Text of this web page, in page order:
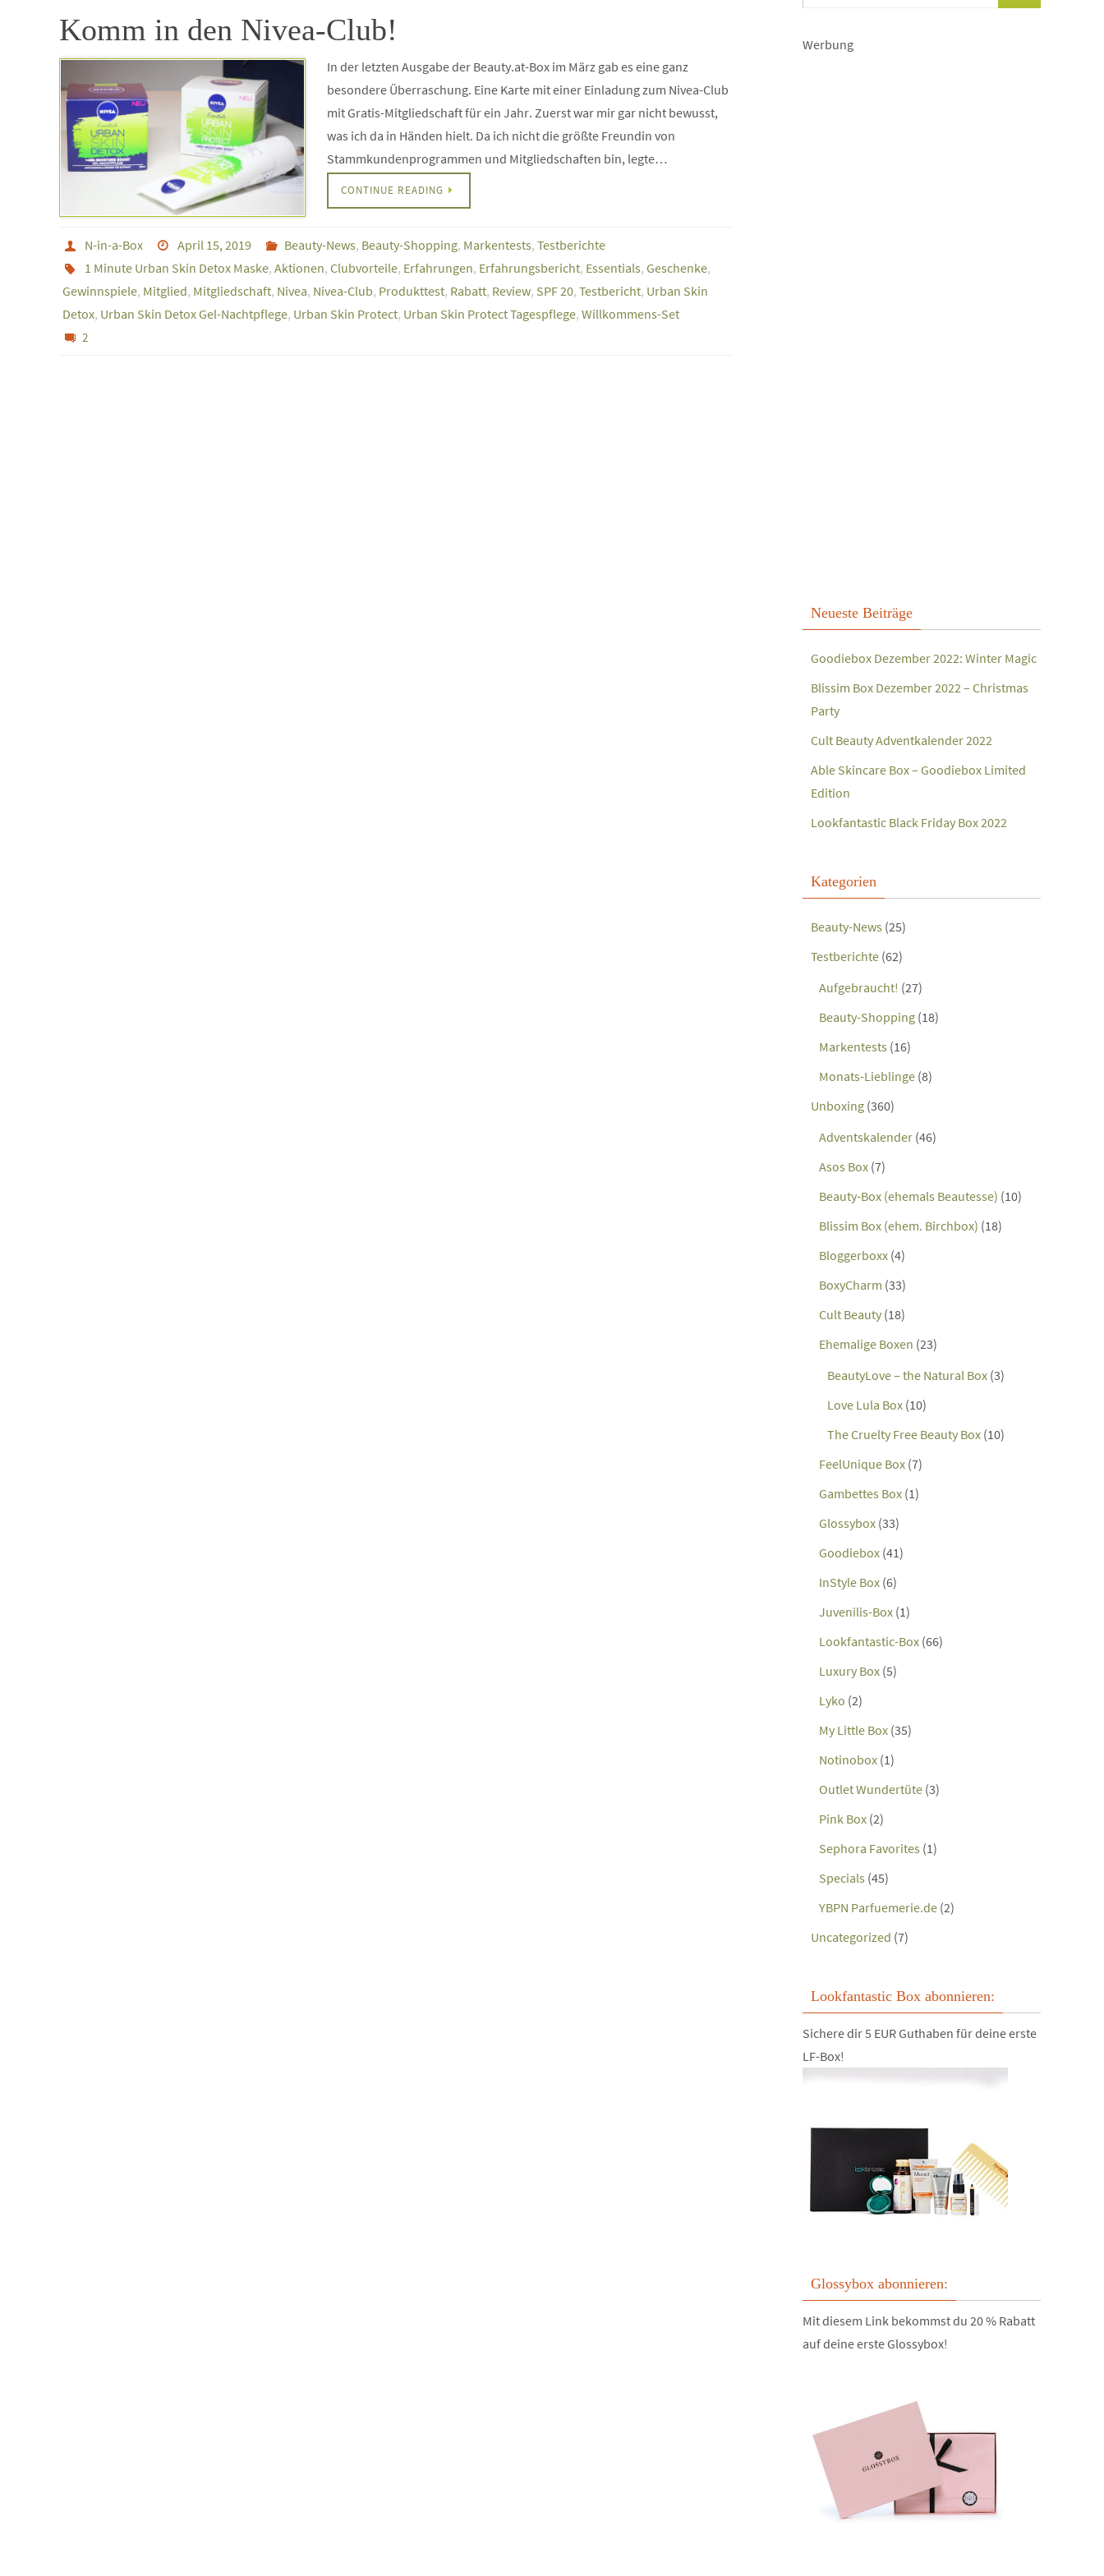
Komm in den Nivea-Club!
In der letzten Ausgabe der Beauty.at-Box im März gab es eine ganz
besondere Überraschung. Eine Karte mit einer Einladung zum Nivea-Club
mit Gratis-Mitgliedschaft für ein Jahr. Zuerst war mir gar nicht bewusst,
was ich da in Händen hielt. Da ich nicht die größte Freundin von
Stammkundenprogrammen und Mitgliedschaften bin, legte…
CONTINUE READING
N-in-a-Box April 15, 2019 Beauty-News, Beauty-Shopping, Markentests,Testberichte
1 Minute Urban Skin Detox Maske, Aktionen, Clubvorteile, Erfahrungen, Erfahrungsbericht, Essentials, Geschenke,
Gewinnspiele, Mitglied, Mitgliedschaft, Nivea, Nivea-Club, Produkttest, Rabatt, Review, SPF 20, Testbericht, Urban Skin
Detox, Urban Skin Detox Gel-Nachtpflege, Urban Skin Protect, Urban Skin Protect Tagespflege, Willkommens-Set
2
Werbung
Neueste Beiträge
Goodiebox Dezember 2022: Winter Magic
Blissim Box Dezember 2022 – Christmas
Party
Cult Beauty Adventkalender 2022
Able Skincare Box – Goodiebox Limited
Edition
Lookfantastic Black Friday Box 2022
Kategorien
Beauty-News (25)
Testberichte (62)
Aufgebraucht! (27)
Beauty-Shopping (18)
Markentests (16)
Monats-Lieblinge (8)
Unboxing (360)
Adventskalender (46)
Asos Box (7)
Beauty-Box (ehemals Beautesse) (10)
Blissim Box (ehem. Birchbox) (18)
Bloggerboxx (4)
BoxyCharm (33)
Cult Beauty (18)
Ehemalige Boxen (23)
BeautyLove – the Natural Box (3)
Love Lula Box (10)
The Cruelty Free Beauty Box (10)
FeelUnique Box (7)
Gambettes Box (1)
Glossybox (33)
Goodiebox (41)
InStyle Box (6)
Juvenilis-Box (1)
Lookfantastic-Box (66)
Luxury Box (5)
Lyko (2)
My Little Box (35)
Notinobox (1)
Outlet Wundertüte (3)
Pink Box (2)
Sephora Favorites (1)
Specials (45)
YBPN Parfuemerie.de (2)
Uncategorized (7)
Lookfantastic Box abonnieren:
Sichere dir 5 EUR Guthaben für deine erste
LF-Box!
Glossybox abonnieren:
Mit diesem Link bekommst du 20 % Rabatt
auf deine erste Glossybox!